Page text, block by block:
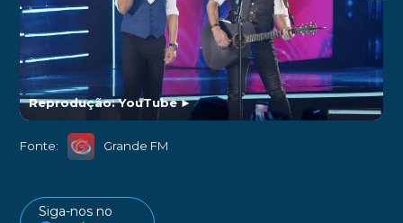
Reprodução: YouTube►
Fonte: Grande FM
Siga-nos no